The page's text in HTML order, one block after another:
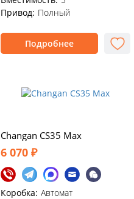
Привод: Полный
Подробнее
Changan CS35 Max
6 070 ₽
Коробка: Автомат